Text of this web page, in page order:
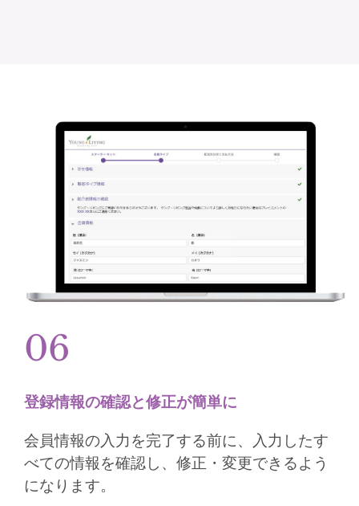
06
登録情報の確認と修正が簡単に​​​
会員情報の入力を完了する前に、入力したす
べて​の情報を確認し、修正・変更できるよう
になります。​